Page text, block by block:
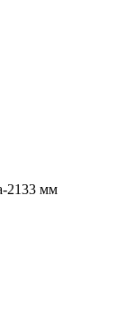
2133 мм